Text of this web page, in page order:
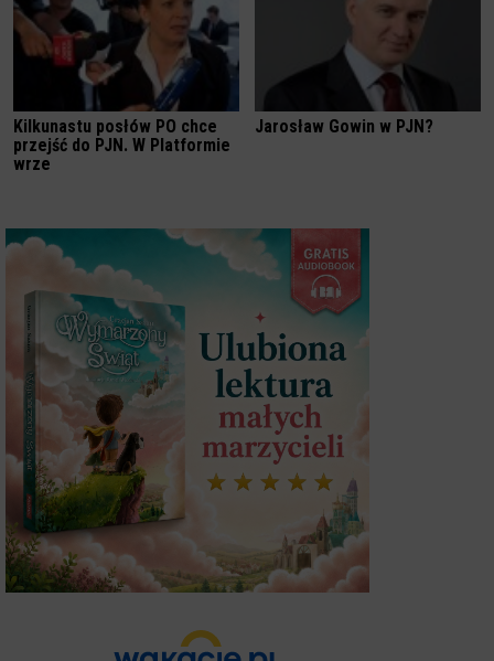
Kilkunastu posłów PO chce
przejść do PJN. W Platformie
wrze
Jarosław Gowin w PJN?